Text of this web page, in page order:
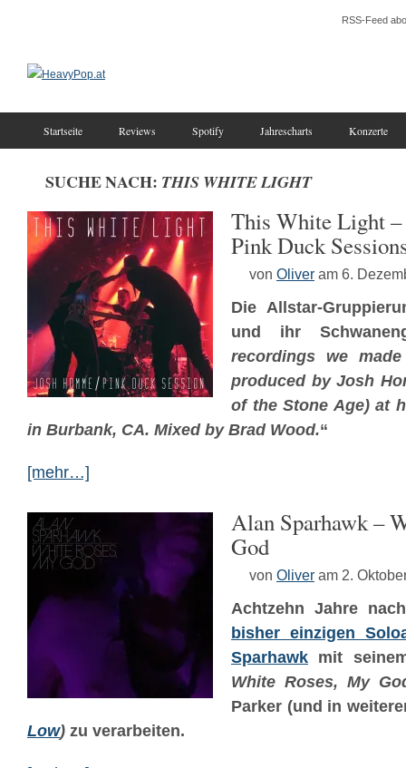
RSS-Feed
Startseite Reviews Spotify Jahrescharts Konzerte
SUCHE NACH: THIS WHITE LIGHT
This White Light –
Pink Duck
von Oliver am 6.
Die Allstar-
und ihr
recordings we
produced by Josh
of the Stone Age) at
in Burbank, CA. Mixed by Brad Wood.“
[mehr…]
Alan Sparhawk –
God
von Oliver am 2.
Achtzehn Jahre
bisher einzigen
Sparhawk mit
White Roses, My
Parker (und in
Low) zu verarbeiten.